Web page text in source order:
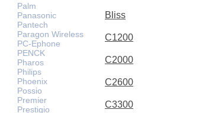
Palm
Panasonic
Pantech
Paragon Wireless
PC-Ephone
PENCK
Pharos
Philips
Phoenix
Possio
Premier
Prestigio
Bliss
C1200
C2000
C2600
C3300